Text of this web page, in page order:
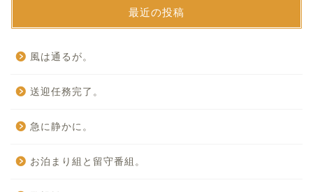
最近の投稿
風は通るが。
送迎任務完了。
急に静かに。
お泊まり組と留守番組。